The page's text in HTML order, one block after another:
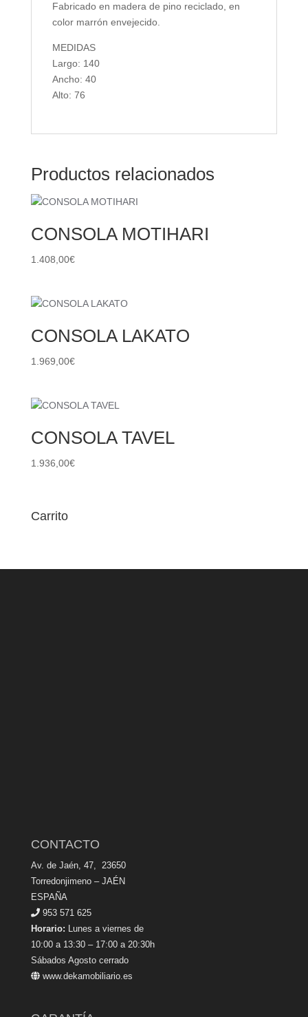
Fabricado en madera de pino reciclado, en
color marrón envejecido.
MEDIDAS
Largo: 140
Ancho: 40
Alto: 76
Productos relacionados
CONSOLA MOTIHARI
1.408,00€
CONSOLA LAKATO
1.969,00€
CONSOLA TAVEL
1.936,00€
Carrito
CONTACTO
Av. de Jaén, 47, 23650
Torredonjimeno – JAÉN
ESPAÑA
953 571 625
Horario: Lunes a viernes de
10:00 a 13:30 – 17:00 a 20:30h
Sábados Agosto cerrado
www.dekamobiliario.es